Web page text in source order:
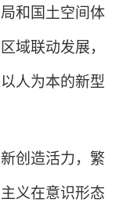
和国土空间体
域联动发展，
人为本的新型
创造活力，繁
义在意识形态